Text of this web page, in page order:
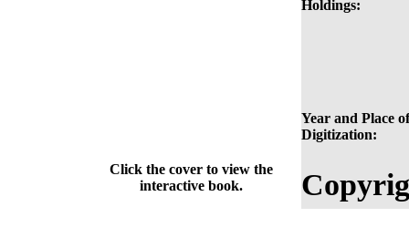
Holdings:
Year and Place of
Digitization:
Click the cover to view the
interactive book.